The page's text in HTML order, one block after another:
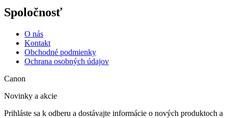
Spoločnosť
O nás
Kontakt
Obchodné podmienky
Ochrana osobných údajov
Canon
Novinky a akcie
Prihláste sa k odberu a dostávajte informácie o nových produktoch a